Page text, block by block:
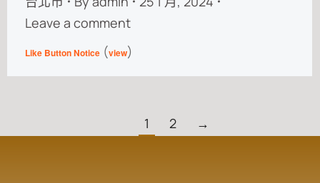
Leave a comment
Like Button Notice (view)
1 2 →